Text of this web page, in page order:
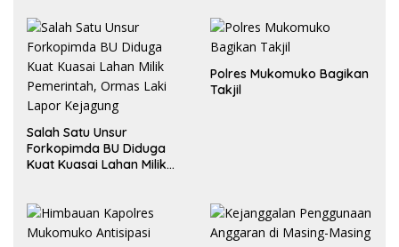
Salah Satu Unsur
Forkopimda BU Diduga
Kuat Kuasai Lahan Milik
Polres Mukomuko Bagikan
Takjil